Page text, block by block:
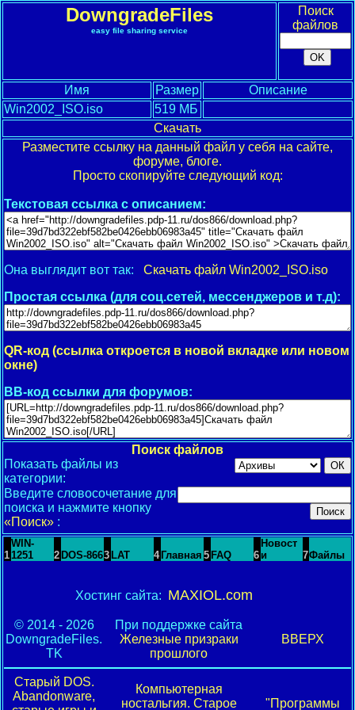
DowngradeFiles
easy file sharing service
Поиск
файлов
Имя Размер
Описание
Win2002_ISO.iso
519 МБ
Скачать
Разместите ссылку на данный файл у себя на сайте,
форуме, блоге.
Просто скопируйте следующий код:
Текстовая ссылка с описанием:
Она выглядит вот так: Скачать файл Win2002_ISO.iso
Простая ссылка (для соц.сетей, мессенджеров и т.д):
QR-код (ссылка откроется в новой вкладке или новом
окне)
BB-код ссылки для форумов:
Поиск файлов
Показать файлы из
категории:
Введите словосочетание для
поиска и нажмите кнопку
«Поиск» :
1
WIN-
1251
2 DOS-8663 LAT 4 Главная 5 FAQ 6
Новост
и
7Файлы
Хостинг сайта: MAXIOL.com
© 2014 - 2026
DowngradeFiles.
TK
При поддержке сайта
Железные призраки
прошлого
ВВЕРХ
Старый DOS.
Abandonware,
Компьютерная
ностальгия. Старое
"Программы